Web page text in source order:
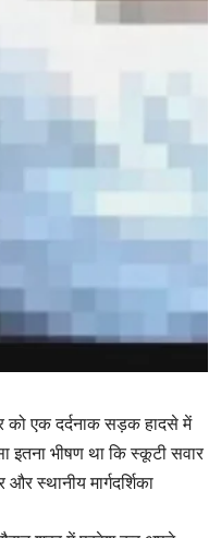
एक दर्दनाक सड़क हादसे में
भीषण था कि स्कूटी सवार
स्थानीय मार्गदर्शिका